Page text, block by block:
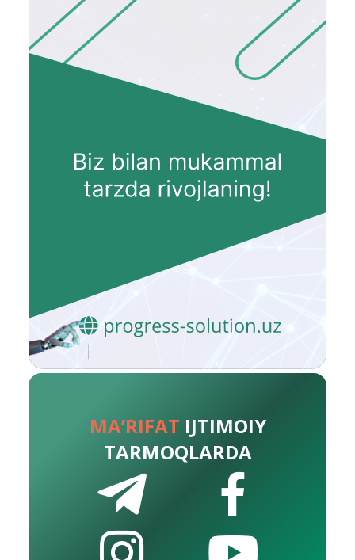
MA’RIFAT IJTIMOIY
TARMOQLARDA